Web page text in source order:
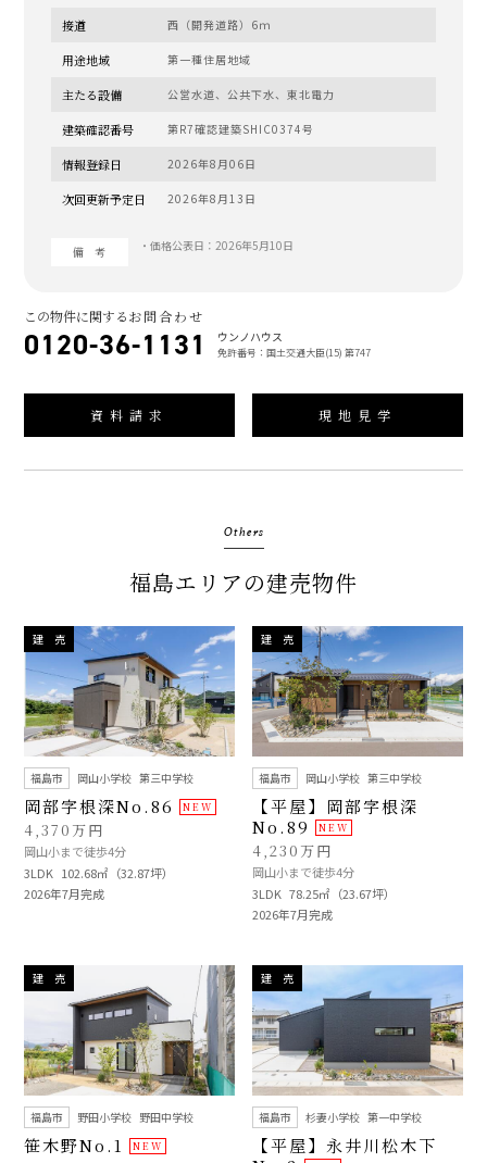
接道 西（開発道路）6ｍ
用途地域 第一種住居地域
主たる設備 公営水道、公共下水、東北電力
建築確認番号 第R7確認建築SHIC0374号
情報登録日 2026年8月06日
次回更新予定日 2026年8月13日
備 考 ・価格公表日：2026年5月10日
この物件に関するお問合わせ
0120-36-1131 ウンノハウス
免許番号：国土交通大臣(15) 第747
資料請求 現地見学
Others
福島エリアの建売物件
建 売
福島市 岡山小学校 第三中学校
岡部字根深No.86
4,370万円
岡山小まで徒歩4分
3LDK 102.68㎡（32.87坪）
2026年7月完成
建 売
福島市 岡山小学校 第三中学校
【平屋】岡部字根深
No.89
4,230万円
岡山小まで徒歩4分
3LDK 78.25㎡（23.67坪）
2026年7月完成
建 売
福島市 野田小学校 野田中学校
笹木野No.1
建 売
福島市 杉妻小学校 第一中学校
【平屋】永井川松木下